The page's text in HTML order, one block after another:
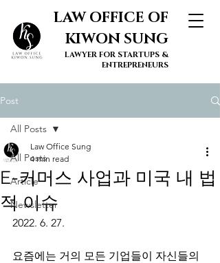
LAW OFFICE OF
KIWON SUNG
LAWYER FOR STARTUPS &
ENTREPRENEURS
Post
All Posts
Article
Newsletter
All Posts
E-커머스 사업과 미국 내 법
적 이슈
Law Office Sung
4 min read
2022. 6. 27.
요즘에는 거의 모든 기업들이 자신들의